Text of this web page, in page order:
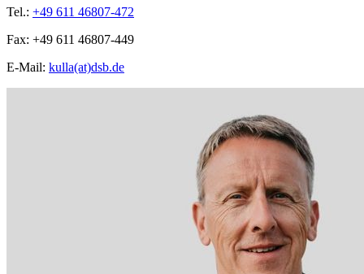
Tel.: +49 611 46807-472
Fax: +49 611 46807-449
E-Mail: kulla(at)dsb.de